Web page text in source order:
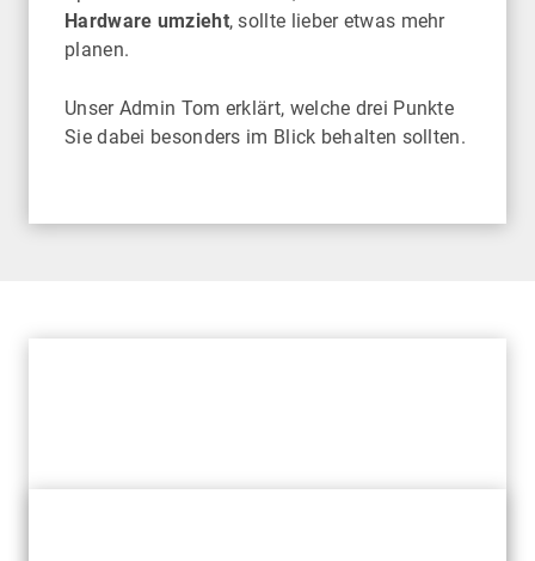
Hardware umzieht, sollte lieber etwas mehr
planen.
Unser Admin Tom erklärt, welche drei Punkte
Sie dabei besonders im Blick behalten sollten.